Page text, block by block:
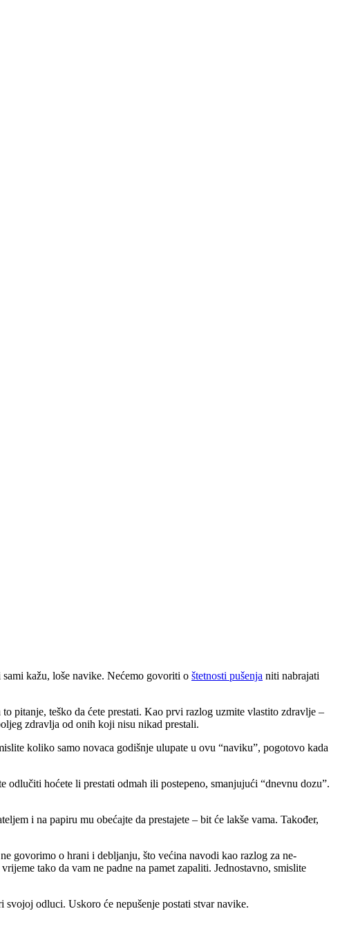
kažu, loše navike. Nećemo govoriti o štetnosti pušenja niti nabrajati
pitanje, teško da ćete prestati. Kao prvi razlog uzmite vlastito zdravlje –
zdravlja od onih koji nisu nikad prestali.
koliko samo novaca godišnje ulupate u ovu “naviku”, pogotovo kada
odlučiti hoćete li prestati odmah ili postepeno, smanjujući “dnevnu dozu”.
i na papiru mu obećajte da prestajete – bit će lakše vama. Također,
govorimo o hrani i debljanju, što većina navodi kao razlog za ne-
tako da vam ne padne na pamet zapaliti. Jednostavno, smislite
odluci. Uskoro će nepušenje postati stvar navike.